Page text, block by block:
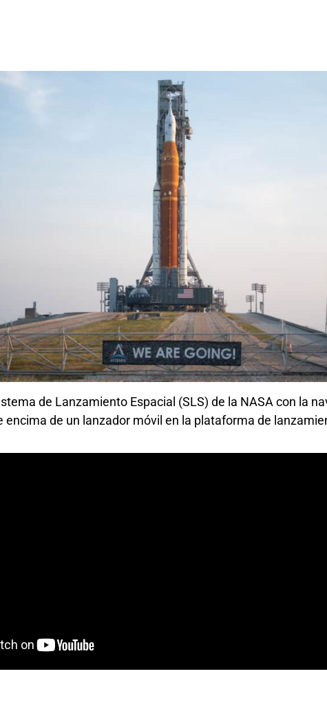
de Lanzamiento Espacial (SLS) de la NASA con la
encima de un lanzador móvil en la plataforma de